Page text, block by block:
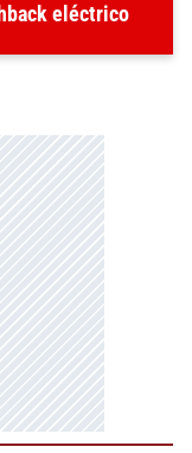
eléctrico